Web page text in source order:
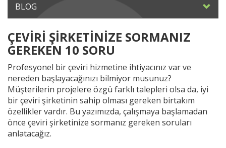
BLOG
ÇEVİRİ ŞİRKETİNİZE SORMANIZ
GEREKEN 10 SORU
Profesyonel bir çeviri hizmetine ihtiyacınız var ve
nereden başlayacağınızı bilmiyor musunuz?
Müşterilerin projelere özgü farklı talepleri olsa da, iyi
bir çeviri şirketinin sahip olması gereken birtakım
özellikler vardır. Bu yazımızda, çalışmaya başlamadan
önce çeviri şirketinize sormanız gereken soruları
anlatacağız.